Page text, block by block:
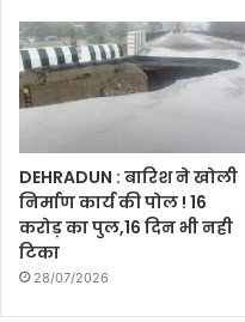
DEHRADUN : बारिश ने खोली
निर्माण कार्य की पोल ! 16
करोड़ का पुल,16 दिन भी नही
टिका
28/07/2026